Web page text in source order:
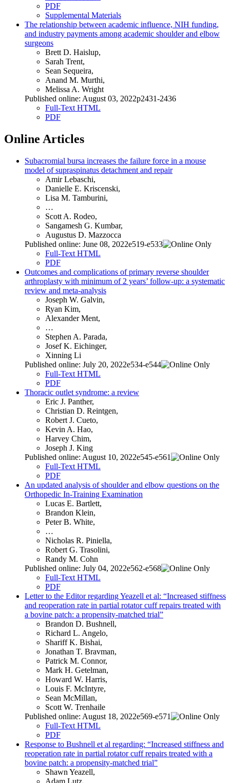
PDF
Supplemental Materials
The relationship between academic influence, NIH funding,
and industry payments among academic shoulder and elbow
surgeons
Brett D. Haislup,
Sarah Trent,
Sean Sequeira,
Anand M. Murthi,
Melissa A. Wright
Published online: August 03, 2022p2431-2436
Full-Text HTML
PDF
Online Articles
Subacromial bursa increases the failure force in a mouse
model of supraspinatus detachment and repair
Amir Lebaschi,
Danielle E. Kriscenski,
Lisa M. Tamburini,
…
Scott A. Rodeo,
Sangamesh G. Kumbar,
Augustus D. Mazzocca
Published online: June 08, 2022e519-e533
Full-Text HTML
PDF
Outcomes and complications of primary reverse shoulder
arthroplasty with minimum of 2 years’ follow-up: a systematic
review and meta-analysis
Joseph W. Galvin,
Ryan Kim,
Alexander Ment,
…
Stephen A. Parada,
Josef K. Eichinger,
Xinning Li
Published online: July 20, 2022e534-e544
Full-Text HTML
PDF
Thoracic outlet syndrome: a review
Eric J. Panther,
Christian D. Reintgen,
Robert J. Cueto,
Kevin A. Hao,
Harvey Chim,
Joseph J. King
Published online: August 10, 2022e545-e561
Full-Text HTML
PDF
An updated analysis of shoulder and elbow questions on the
Orthopedic In-Training Examination
Lucas E. Bartlett,
Brandon Klein,
Peter B. White,
…
Nicholas R. Piniella,
Robert G. Trasolini,
Randy M. Cohn
Published online: July 04, 2022e562-e568
Full-Text HTML
PDF
Letter to the Editor regarding Yeazell et al: “Increased stiffness
and reoperation rate in partial rotator cuff repairs treated with
a bovine patch: a propensity-matched trial”
Brandon D. Bushnell,
Richard L. Angelo,
Shariff K. Bishai,
Jonathan T. Bravman,
Patrick M. Connor,
Mark H. Getelman,
Howard W. Harris,
Louis F. McIntyre,
Sean McMillan,
Scott W. Trenhaile
Published online: August 18, 2022e569-e571
Full-Text HTML
PDF
Response to Bushnell et al regarding: “Increased stiffness and
reoperation rate in partial rotator cuff repairs treated with a
bovine patch: a propensity-matched trial”
Shawn Yeazell,
Adam Lutz,